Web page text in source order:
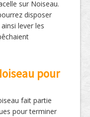
sur Noiseau.
disposer
lever les
pour
fait partie
pour terminer